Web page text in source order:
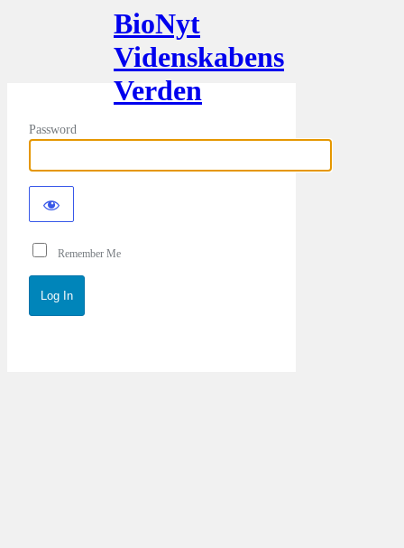
BioNyt
Videnskabens
Verden
Password
Remember Me